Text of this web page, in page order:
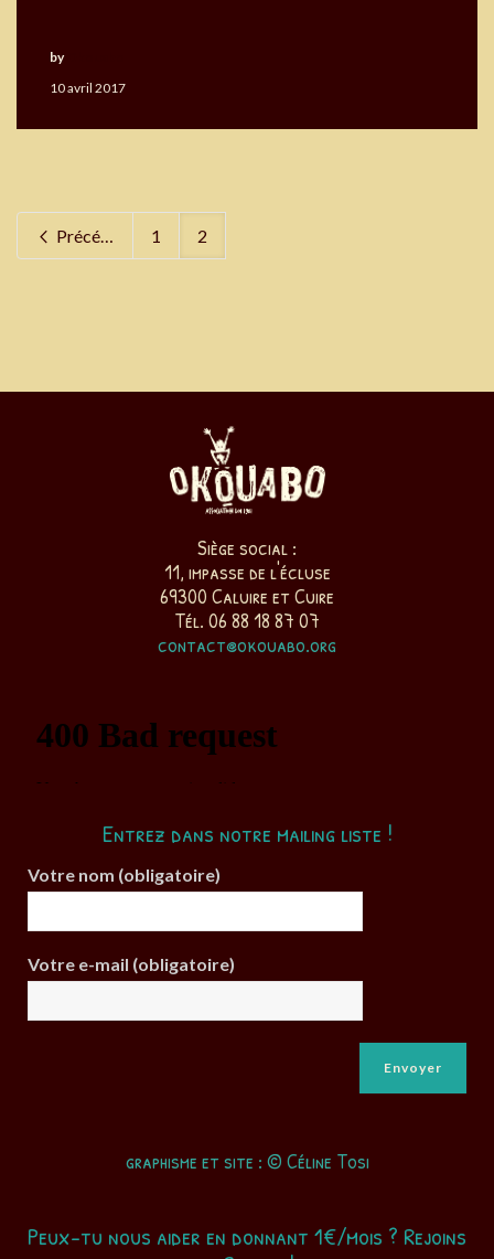
10 avril 2017
by
Précédent 1 2
Siège social :
11, impasse de l'écluse
69300 Caluire et Cuire
Tél. 06 88 18 87 07
contact@okouabo.org
Entrez dans notre mailing liste !
Votre nom (obligatoire)
Votre e-mail (obligatoire)
graphisme et site : © Céline Tosi
Peux-tu nous aider en donnant 1€/mois ? Rejoins